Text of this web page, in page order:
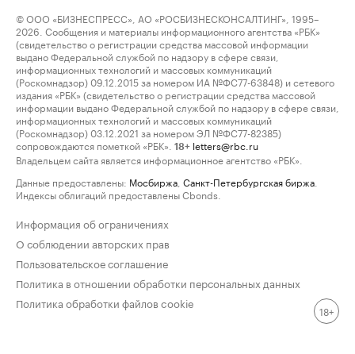
© ООО «БИЗНЕСПРЕСС», АО «РОСБИЗНЕСКОНСАЛТИНГ», 1995–
2026. Сообщения и материалы информационного агентства «РБК»
(свидетельство о регистрации средства массовой информации
выдано Федеральной службой по надзору в сфере связи,
информационных технологий и массовых коммуникаций
(Роскомнадзор) 09.12.2015 за номером ИА №ФС77-63848) и сетевого
издания «РБК» (свидетельство о регистрации средства массовой
информации выдано Федеральной службой по надзору в сфере связи,
информационных технологий и массовых коммуникаций
(Роскомнадзор) 03.12.2021 за номером ЭЛ №ФС77-82385)
сопровождаются пометкой «РБК».
18+ letters@rbc.ru
Владельцем сайта является информационное агентство «РБК».
Данные предоставлены: Мосбиржа Санкт-Петербургская биржа
Индексы облигаций предоставлены Cbonds.
Информация об ограничениях
О соблюдении авторских прав
Пользовательское соглашение
Политика в отношении обработки персональных данных
Политика обработки файлов cookie
18+